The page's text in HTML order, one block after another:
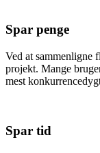
Spar penge
Ved at sammenligne
projekt. Mange
mest
Spar tid